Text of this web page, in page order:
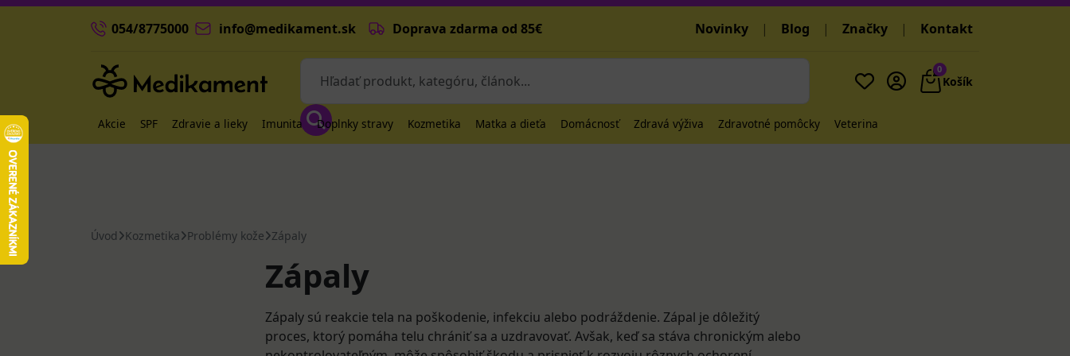
054/8775000 info@medikament.sk Doprava zdarma od 85€ Novinky | Blog | Značky | Kontakt
0
Košík
Akcie SPF Zdravie a lieky Imunita Doplnky stravy Kozmetika Matka a dieťa Domácnosť Zdravá výživa Zdravotné pomôcky Veterina
Úvod Kozmetika Problémy kože Zápaly
Zápaly
Zápaly sú reakcie tela na poškodenie, infekciu alebo podráždenie. Zápal je dôležitý
proces, ktorý pomáha telu chrániť sa a uzdravovať. Avšak, keď sa stáva chronickým alebo